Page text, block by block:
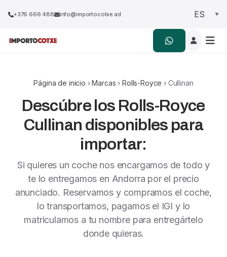
+376 666 488 info@importocotxe.ad
Página de inicio ›Marcas ›Rolls-Royce › Cullinan
Descúbre los Rolls-Royce
Cullinan disponibles para
importar:
Si quieres un coche nos encargamos de todo y
te lo entregamos en Andorra por el precio
anunciado. Reservamos y compramos el coche,
lo transportamos, pagamos el IGI y lo
matriculamos a tu nombre para entregártelo
donde quieras.